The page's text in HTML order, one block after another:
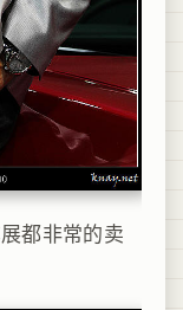
都非常的卖